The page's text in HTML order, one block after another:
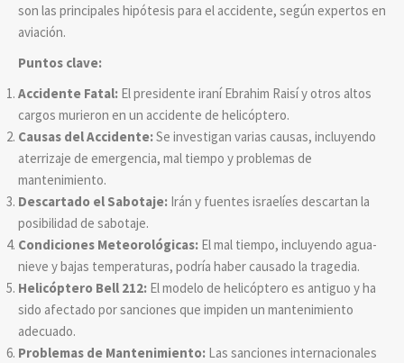
son las principales hipótesis para el accidente, según expertos en
aviación.
Puntos clave:
Accidente Fatal: El presidente iraní Ebrahim Raisí y otros altos
cargos murieron en un accidente de helicóptero.
Causas del Accidente:Se investigan varias causas, incluyendo
aterrizaje de emergencia, mal tiempo y problemas de
mantenimiento.
Descartado el Sabotaje: Irán y fuentes israelíes descartan la
posibilidad de sabotaje.
Condiciones Meteorológicas: El mal tiempo, incluyendo agua-
nieve y bajas temperaturas, podría haber causado la tragedia.
Helicóptero Bell 212: El modelo de helicóptero es antiguo y ha
sido afectado por sanciones que impiden un mantenimiento
adecuado.
Problemas de Mantenimiento: Las sanciones internacionales